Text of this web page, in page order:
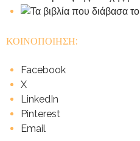
ΚΟΙΝΟΠΟΙΗΣΗ:
Facebook
X
LinkedIn
Pinterest
Email